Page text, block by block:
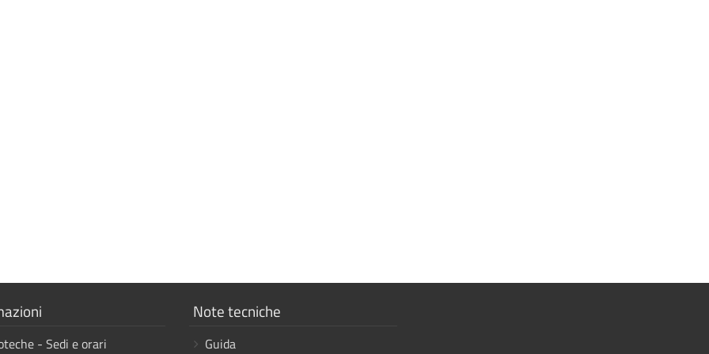
- Sedi e orari
Mostra
Note tecniche
Guida